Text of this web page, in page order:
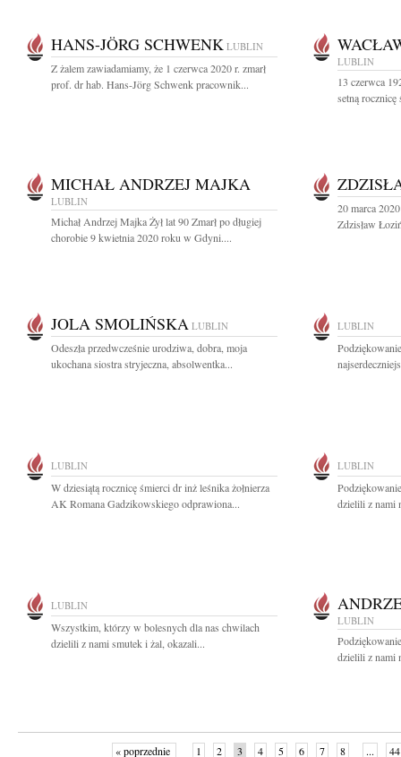
HANS-JÖRG SCHWENK LUBLIN
Z żalem zawiadamiamy, że 1 czerwca 2020 r. zmarł
prof. dr hab. Hans-Jörg Schwenk pracownik...
LUBLIN
13 czerwca
setną rocznicę
MICHAŁ ANDRZEJ MAJKA
LUBLIN
Michał Andrzej Majka Żył lat 90 Zmarł po długiej
chorobie 9 kwietnia 2020 roku w Gdyni....
20 marca
Zdzisław
JOLA SMOLIŃSKA LUBLIN
Odeszła przedwcześnie urodziwa, dobra, moja
ukochana siostra stryjeczna, absolwentka...
LUBLIN
LUBLIN
W dziesiątą rocznicę śmierci dr inż leśnika żołnierza
AK Romana Gadzikowskiego odprawiona...
LUBLIN
dzielili z nami
LUBLIN
Wszystkim, którzy w bolesnych dla nas chwilach
dzielili z nami smutek i żal, okazali...
LUBLIN
dzielili z nami
« poprzednie 1 2 3 4 5 6 7 8 ... 44